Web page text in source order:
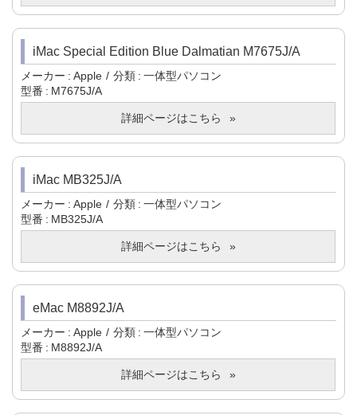
iMac Special Edition Blue Dalmatian M7675J/A
メーカー Apple 分類
一体型パソコン
型番
M7675J/A
詳細ページはこちら
iMac MB325J/A
メーカー Apple 分類
一体型パソコン
型番
MB325J/A
詳細ページはこちら
eMac M8892J/A
メーカー Apple 分類
一体型パソコン
型番
M8892J/A
詳細ページはこちら